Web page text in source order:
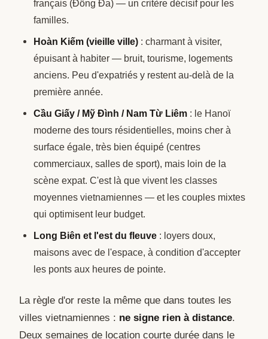
français (Đống Đa) — un critère décisif pour les
familles.
Hoàn Kiếm (vieille ville) : charmant à visiter,
épuisant à habiter — bruit, tourisme, logements
anciens. Peu d'expatriés y restent au-delà de la
première année.
Cầu Giấy / Mỹ Đình / Nam Từ Liêm : le Hanoï
moderne des tours résidentielles, moins cher à
surface égale, très bien équipé (centres
commerciaux, salles de sport), mais loin de la
scène expat. C'est là que vivent les classes
moyennes vietnamiennes — et les couples mixtes
qui optimisent leur budget.
Long Biên et l'est du fleuve : loyers doux,
maisons avec de l'espace, à condition d'accepter
les ponts aux heures de pointe.
La règle d'or reste la même que dans toutes les
villes vietnamiennes : ne signe rien à distance.
Deux semaines de location courte durée dans le